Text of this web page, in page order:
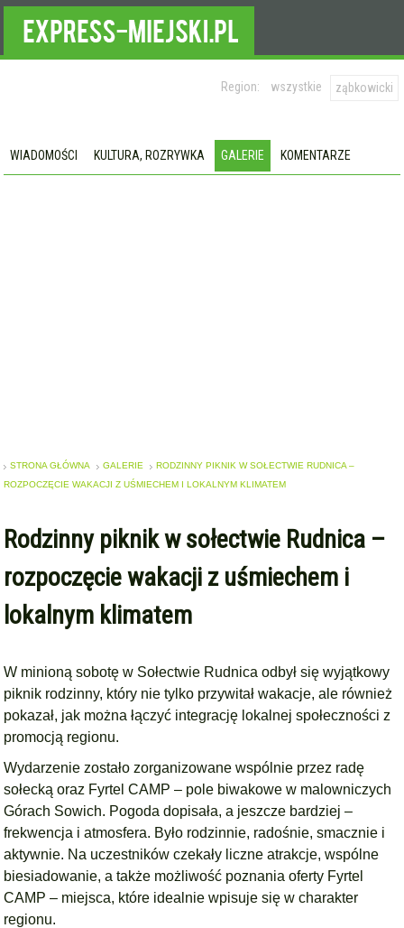
Region: wszystkie ząbkowicki
WIADOMOŚCI KULTURA, ROZRYWKA GALERIE KOMENTARZE
STRONA GŁÓWNA GALERIE
RODZINNY PIKNIK W SOŁECTWIE RUDNICA –
ROZPOCZĘCIE WAKACJI Z UŚMIECHEM I LOKALNYM KLIMATEM
Rodzinny piknik w sołectwie Rudnica –
rozpoczęcie wakacji z uśmiechem i
lokalnym klimatem
W minioną sobotę w Sołectwie Rudnica odbył się wyjątkowy
piknik rodzinny, który nie tylko przywitał wakacje, ale również
pokazał, jak można łączyć integrację lokalnej społeczności z
promocją regionu.
Wydarzenie zostało zorganizowane wspólnie przez radę
sołecką oraz Fyrtel CAMP – pole biwakowe w malowniczych
Górach Sowich. Pogoda dopisała, a jeszcze bardziej –
frekwencja i atmosfera. Było rodzinnie, radośnie, smacznie i
aktywnie. Na uczestników czekały liczne atrakcje, wspólne
biesiadowanie, a także możliwość poznania oferty Fyrtel
CAMP – miejsca, które idealnie wpisuje się w charakter
regionu.